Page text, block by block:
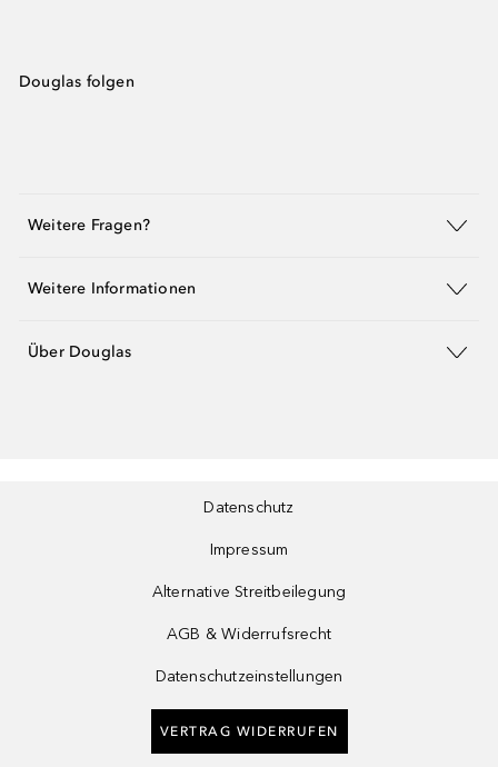
Douglas folgen
Weitere Fragen?
Weitere Informationen
Über Douglas
Datenschutz
Impressum
Alternative Streitbeilegung
AGB & Widerrufsrecht
Datenschutzeinstellungen
VERTRAG WIDERRUFEN